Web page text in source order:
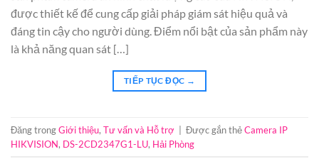
được thiết kế để cung cấp giải pháp giám sát hiệu quả và
đáng tin cậy cho người dùng. Điểm nổi bật của sản phẩm này
là khả năng quan sát […]
TIẾP TỤC ĐỌC →
Đăng trongGiới thiệu, Tư vấn và Hỗ trợ | Được gắn thẻCamera IP
HIKVISION, DS-2CD2347G1-LU, Hải Phòng